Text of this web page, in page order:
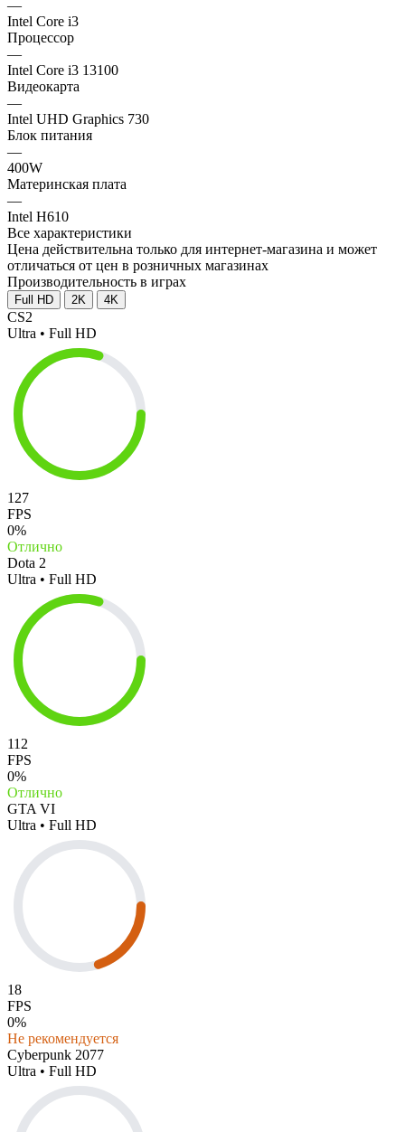
—
Intel Core i3
Процессор
—
Intel Core i3 13100
Видеокарта
—
Intel UHD Graphics 730
Блок питания
—
400W
Материнская плата
—
Intel H610
Все характеристики
Цена действительна только для интернет-магазина и может
отличаться от цен в розничных магазинах
Производительность в играх
Full HD 2K 4K
CS2
Ultra • Full HD
127
FPS
0%
Отлично
Dota 2
Ultra • Full HD
112
FPS
0%
Отлично
GTA VI
Ultra • Full HD
18
FPS
0%
Не рекомендуется
Cyberpunk 2077
Ultra • Full HD